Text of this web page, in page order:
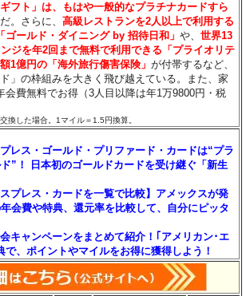
フト」は、もはや一般的なプラチナカードすら
だ。さらに、高級レストランを2人以上で利用する
ゴールド・ダイニング by 招待日和」や、世界13
ジを年2回まで無料で利用できる「プライオリテ
1億円の「海外旅行傷害保険」が付帯するなど、
」の枠組みを大きく飛び越えている。また、家
会費無料でお得（3人目以降は年1万9800円・税
換した場合。1マイル＝1.5円換算。
レス・ゴールド・プリファード・カードは“プラ
”！ 日本初のゴールドカードを受け継ぐ「新生
スプレス・カードを一覧で比較】アメックスが発
会費や特典、還元率を比較して、自分にピッタ
キャンペーンをまとめて紹介！｢アメリカン･エ
で、ポイントやマイルをお得に獲得しよう！